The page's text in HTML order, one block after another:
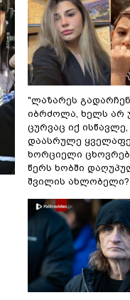
"ლაზარეს
იბრძოლა, ხელს არ
ცურვაც იქ
დაასრულე
ხორციელი
წერს ხობში
შვილის ახლობელი?